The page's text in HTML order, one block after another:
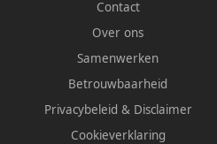
Contact
Over ons
Samenwerken
Betrouwbaarheid
Privacybeleid & Disclaimer
Cookieverklaring